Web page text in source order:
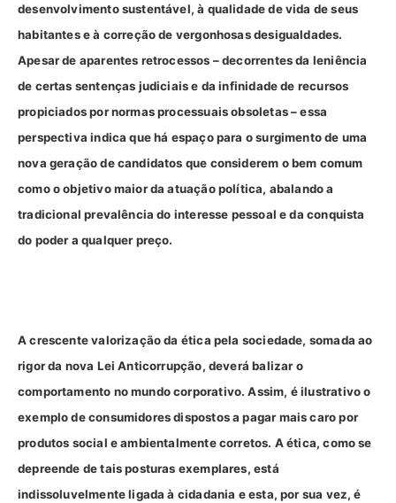
desenvolvimento sustentável, à qualidade de vida de seus
habitantes e à correção de vergonhosas desigualdades.
Apesar de aparentes retrocessos – decorrentes da leniência
de certas sentenças judiciais e da infinidade de recursos
propiciados por normas processuais obsoletas – essa
perspectiva indica que há espaço para o surgimento de uma
nova geração de candidatos que considerem o bem comum
como o objetivo maior da atuação política, abalando a
tradicional prevalência do interesse pessoal e da conquista
do poder a qualquer preço.
A crescente valorização da ética pela sociedade, somada ao
rigor da nova Lei Anticorrupção, deverá balizar o
comportamento no mundo corporativo. Assim, é ilustrativo o
exemplo de consumidores dispostos a pagar mais caro por
produtos social e ambientalmente corretos. A ética, como se
depreende de tais posturas exemplares, está
indissoluvelmente ligada à cidadania e esta, por sua vez, é